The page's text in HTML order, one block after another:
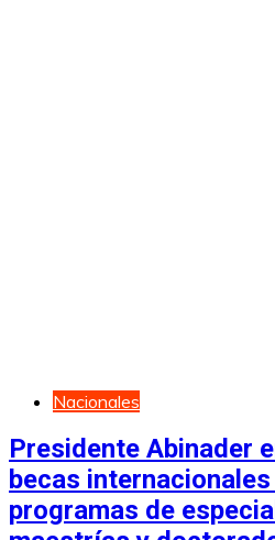
Nacionales
Presidente Abinader
becas
programas de